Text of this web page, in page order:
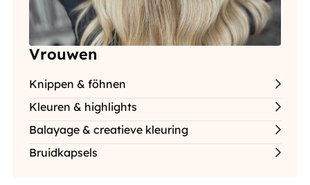
Vrouwen
Knippen & föhnen
Kleuren & highlights
Balayage & creatieve kleuring
Bruidkapsels